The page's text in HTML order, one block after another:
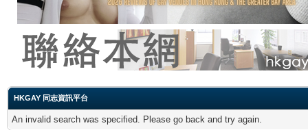
HKGAY 同志資訊平台
An invalid search was specified. Please go back and try again.